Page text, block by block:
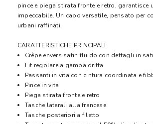
pince e piega stirata fronte e retro, garantisce
impeccabile. Un capo versatile, pensato per
urbani raffinati.
CARATTERISTICHE PRINCIPALI
Crêpe envers satin fluido con dettagli in
Fit regolare a gamba dritta
Passanti in vita con cintura coordinata e
Pince in vita
Piega stirata fronte e retro
Tasche laterali alla francese
Tasche posteriori a filetto